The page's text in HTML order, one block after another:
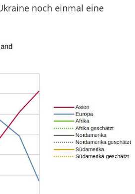
noch einmal eine